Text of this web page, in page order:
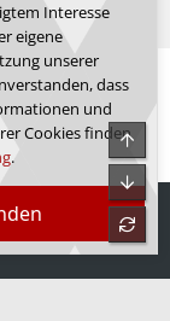
Startseite
Interesse
eigene
unserer
dass
und
Cookies finden
.